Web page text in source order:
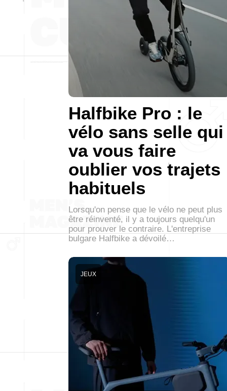
Halfbike Pro : le
vélo sans selle qui
va vous faire
oublier vos trajets
habituels
Lorsqu'on pense que le vélo ne peut plus
être réinventé, il y a toujours quelqu'un
pour prouver le contraire. L'entreprise
bulgare Halfbike a dévoilé…
JEUX